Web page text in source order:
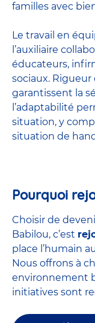
familles avec
Le travail en
l’auxiliaire
éducateurs,
sociaux.
garantissent la
l’adaptabilité
situation, y
situation de
Pourquoi
Choisir de
Babilou, c’est
place l’humain
Nous offrons à
environnement
initiatives sont